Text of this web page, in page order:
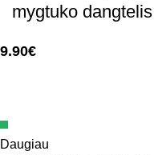
mygtuko
9.90€
Daugiau